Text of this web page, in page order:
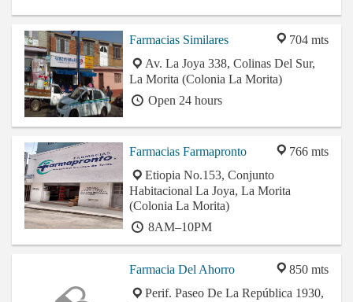
704 mts
Farmacias Similares
Av. La Joya 338, Colinas Del Sur,
La Morita (Colonia La Morita)
Open 24 hours
766 mts
Farmacias Farmapronto
Etiopia No.153, Conjunto
Habitacional La Joya, La Morita
(Colonia La Morita)
8AM–10PM
850 mts
Farmacia Del Ahorro
Perif. Paseo De La República 1930,